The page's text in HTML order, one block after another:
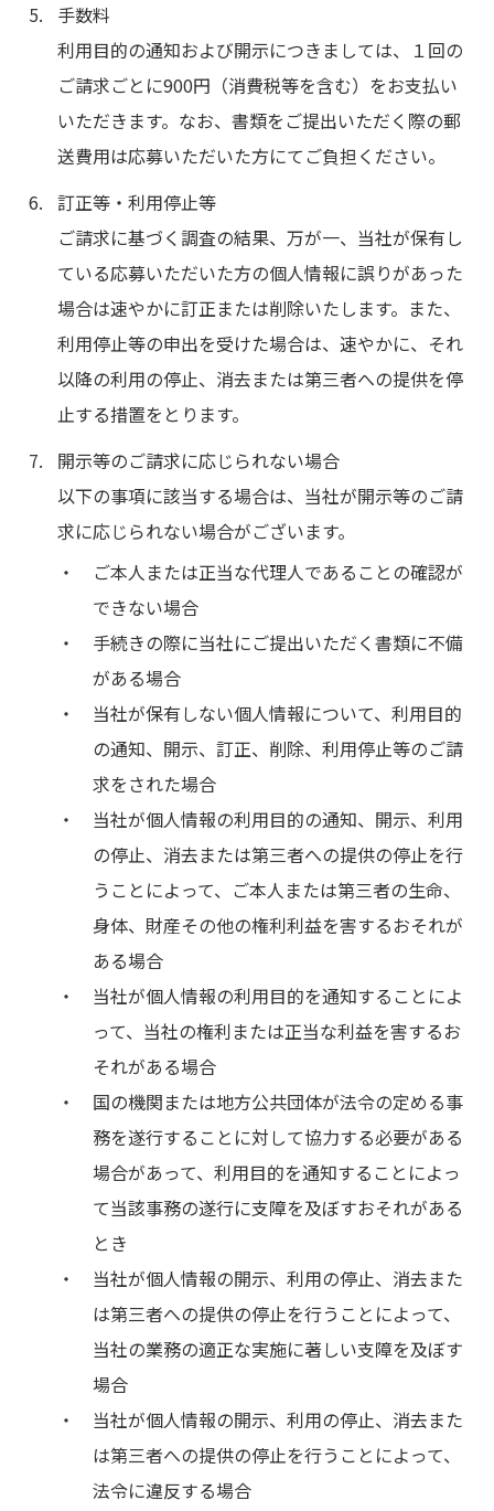
手数料
利用目的の通知および開示につきましては、１回の
ご請求ごとに900円（消費税等を含む）をお支払い
いただきます。なお、書類をご提出いただく際の郵
送費用は応募いただいた方にてご負担ください。
訂正等・利用停止等
ご請求に基づく調査の結果、万が一、当社が保有し
ている応募いただいた方の個人情報に誤りがあった
場合は速やかに訂正または削除いたします。また、
利用停止等の申出を受けた場合は、速やかに、それ
以降の利用の停止、消去または第三者への提供を停
止する措置をとります。
開示等のご請求に応じられない場合
以下の事項に該当する場合は、当社が開示等のご請
求に応じられない場合がございます。
ご本人または正当な代理人であることの確認が
できない場合
手続きの際に当社にご提出いただく書類に不備
がある場合
当社が保有しない個人情報について、利用目的
の通知、開示、訂正、削除、利用停止等のご請
求をされた場合
当社が個人情報の利用目的の通知、開示、利用
の停止、消去または第三者への提供の停止を行
うことによって、ご本人または第三者の生命、
身体、財産その他の権利利益を害するおそれが
ある場合
当社が個人情報の利用目的を通知することによ
って、当社の権利または正当な利益を害するお
それがある場合
国の機関または地方公共団体が法令の定める事
務を遂行することに対して協力する必要がある
場合があって、利用目的を通知することによっ
て当該事務の遂行に支障を及ぼすおそれがある
とき
当社が個人情報の開示、利用の停止、消去また
は第三者への提供の停止を行うことによって、
当社の業務の適正な実施に著しい支障を及ぼす
場合
当社が個人情報の開示、利用の停止、消去また
は第三者への提供の停止を行うことによって、
法令に違反する場合